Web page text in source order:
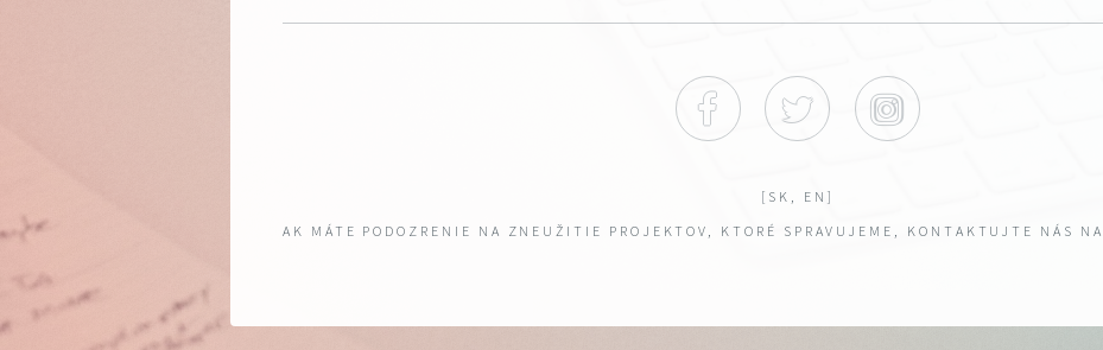
FACEBOOKTWITTER
[ SK EN ]
AK MÁTE PODOZRENIE NA ZNEUŽITIE PROJEKTOV, KTORÉ SPRAVUJEME, KONTAKTUJTE NÁS NA